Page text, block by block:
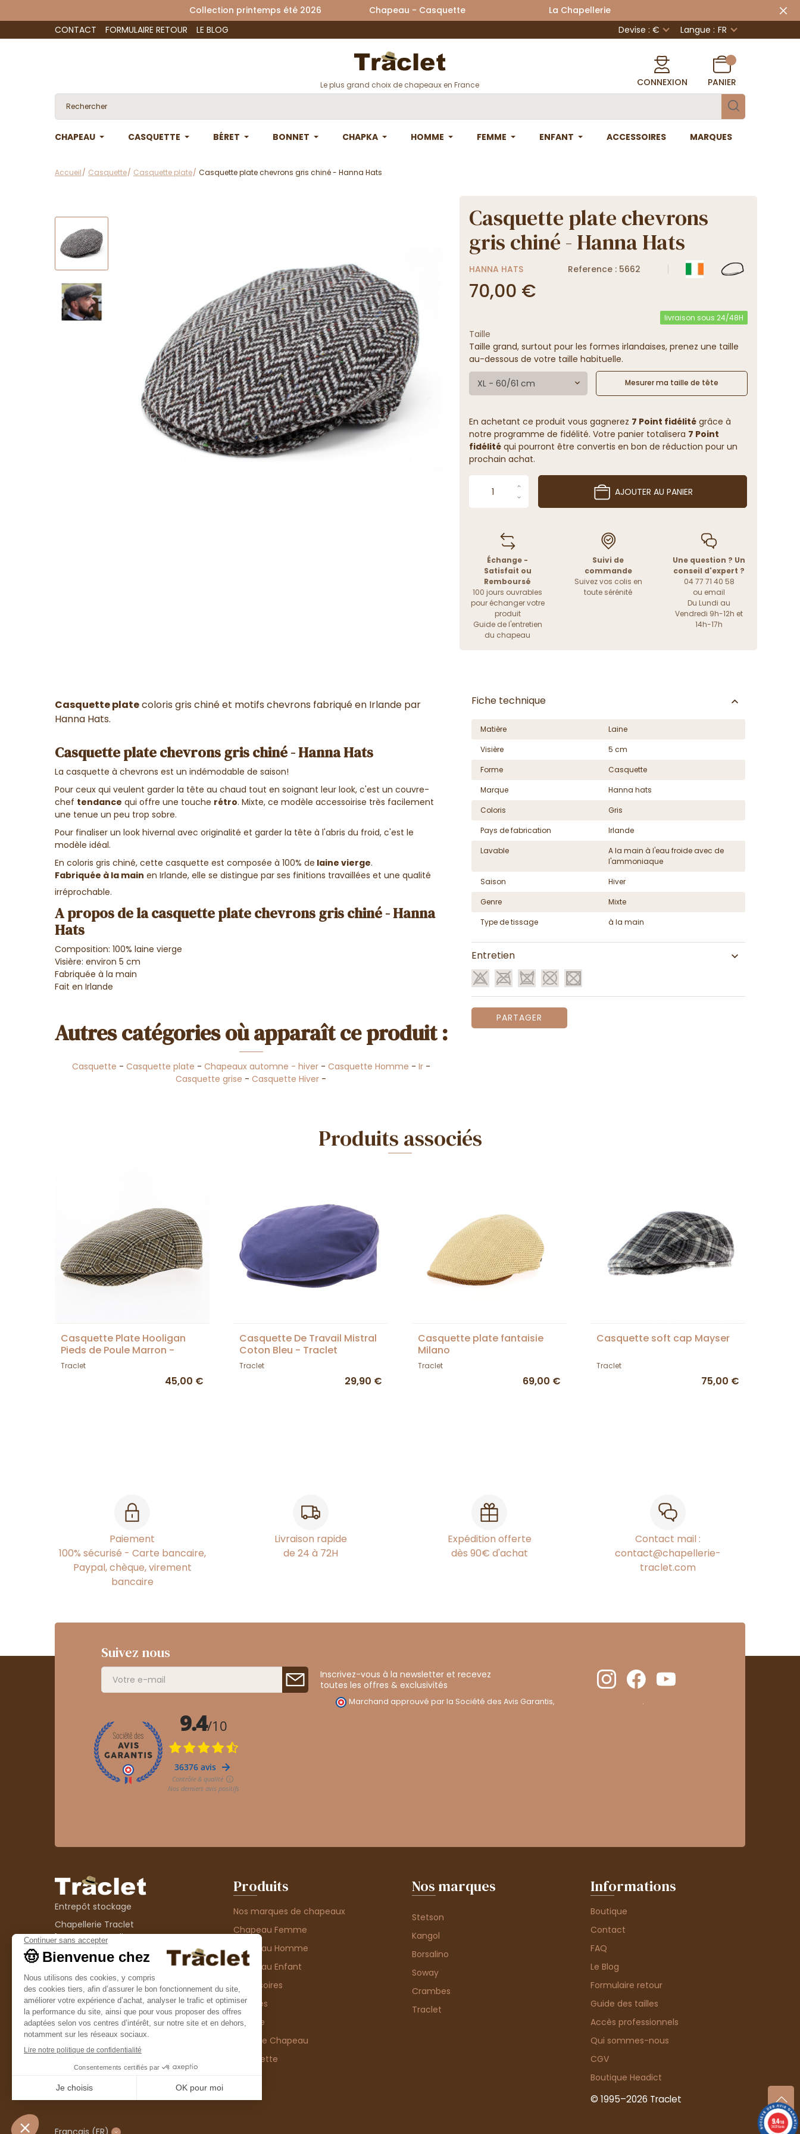
Collection printemps été 2026 Chapeau - Casquette La Chapellerie
CONTACT
FORMULAIRE RETOUR LE BLOG Devise : € Langue : FR
Le plus grand choix de chapeaux en France CONNEXION PANIER
CHAPEAU CASQUETTE BÉRET BONNET CHAPKA HOMME FEMME ENFANT ACCESSOIRES MARQUES
Accueil Casquette Casquette plate Casquette plate chevrons gris chiné - Hanna Hats
Casquette plate chevrons
gris chiné - Hanna Hats
HANNA HATS Reference : 5662
70,00 €
livraison sous 24/48H
Taille
Taille grand, surtout pour les formes irlandaises, prenez une taille
au-dessous de votre taille habituelle.
XL - 60/61 cm Mesurer ma taille de tête
En achetant ce produit vous gagnerez 7 Point fidélitégrâce à
notre programme de fidélité. Votre panier totalisera 7 Point
fidélitéqui pourront être convertis en bon de réduction pour un
prochain achat.
AJOUTER AU PANIER
Échange -
Satisfait ou
Remboursé
100 jours ouvrables
pour échanger votre
produit
Guide de l'entretien
du chapeau
Suivi de
commande
Suivez vos colis en
toute sérénité
Une question ? Un
conseil d'expert ?
04 77 71 40 58
ou email
Du Lundi au
Vendredi 9h-12h et
14h-17h
Casquette platecoloris gris chiné et motifs chevrons fabriqué en Irlande par
Hanna Hats.
Casquette plate chevrons gris chiné - Hanna Hats
La casquette à chevrons est un indémodable de saison!
Pour ceux qui veulent garder la tête au chaud tout en soignant leur look, c'est un couvre-
chef tendance qui offre une touche rétro. Mixte, ce modèle accessoirise très facilement
une tenue un peu trop sobre.
Pour finaliser un look hivernal avec originalité et garder la tête à l'abris du froid, c'est le
modèle idéal.
En coloris gris chiné, cette casquette est composée à 100% de laine vierge.
Fabriquée à la main en Irlande, elle se distingue par ses finitions travaillées et une qualité
irréprochable.
A propos de la casquette plate chevrons gris chiné - Hanna
Hats
Composition: 100% laine vierge
Visière: environ 5 cm
Fabriquée à la main
Fait en Irlande
Autres catégories où apparaît ce produit :
Casquette - Casquette plate - Chapeaux automne - hiver- Casquette Homme - Ir-
Casquette grise -Casquette Hiver -
Fiche technique
Matière
Laine
Visière
5 cm
Forme
Casquette
Marque
Hanna hats
Coloris
Gris
Pays de fabrication
Irlande
Lavable
A la main à l'eau froide avec de
l'ammoniaque
Saison
Hiver
Genre
Mixte
Type de tissage
à la main
Entretien
PARTAGER
Produits associés
Casquette Plate Hooligan
Pieds de Poule Marron -
Brixton
Traclet
45,00 €
Casquette De Travail Mistral
Coton Bleu - Traclet
Traclet
29,90 €
Casquette plate fantaisie
Milano
Traclet
69,00 €
Casquette soft cap Mayser
Traclet
75,00 €
Paiement
100% sécurisé - Carte bancaire,
Paypal, chèque, virement
bancaire
Livraison rapide
de 24 à 72H
Expédition offerte
dès 90€ d'achat
Contact mail :
contact@chapellerie-
traclet.com
Suivez nous
Inscrivez-vous à la newsletter et recevez
toutes les offres & exclusivités
Marchand approuvé par la Société des Avis Garantis, .
Entrepôt stockage
Chapellerie Traclet
14 Impasse Bardin
42300 Roanne
contact@chapellerie-traclet.com
Boutique
Chapellerie Traclet
4 rue de Cadore
42300 Roanne
Produits
Nos marques de chapeaux
Chapeau Femme
Chapeau Homme
Chapeau Enfant
Accessoires
Thèmes
Matière
Type de Chapeau
Casquette
Nos marques
Stetson
Kangol
Borsalino
Soway
Crambes
Traclet
Informations
Boutique
Contact
FAQ
Le Blog
Formulaire retour
Guide des tailles
Accès professionnels
Qui sommes-nous
CGV
Boutique Headict
© 1995–2026 Traclet
Français (FR)
9.4/10
36376 avis